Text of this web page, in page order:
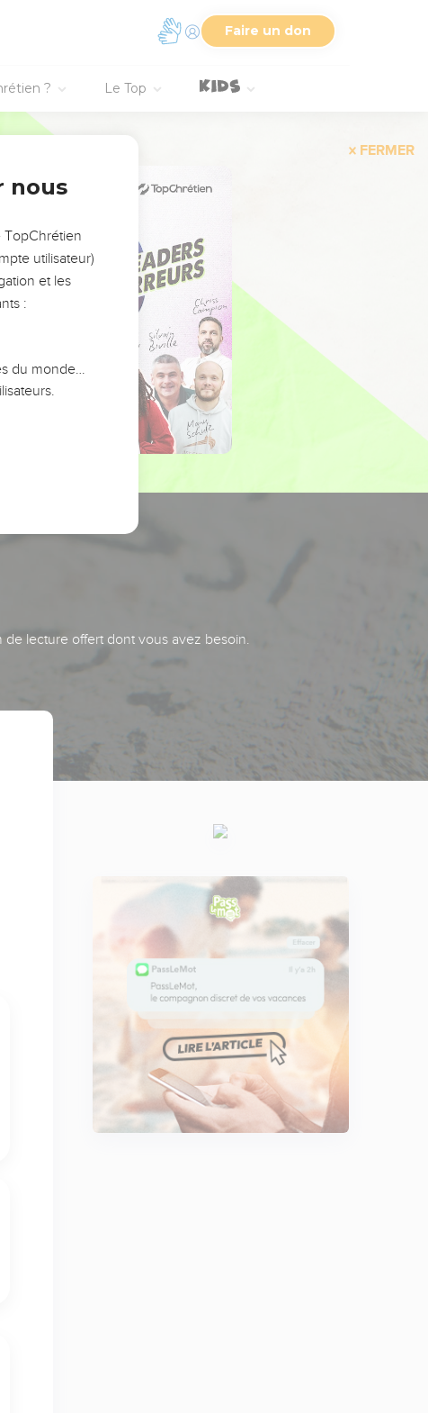
Faire un don
? Le Top
FERMER
lecture offert dont vous avez besoin.
nous
TopChrétien
utilisateur)
et les
:
du monde…